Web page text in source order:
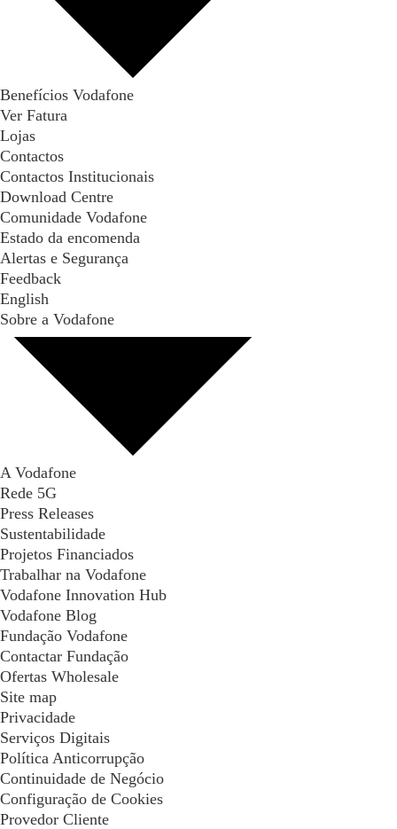
Benefícios Vodafone
Ver Fatura
Lojas
Contactos
Contactos Institucionais
Download Centre
Comunidade Vodafone
Estado da encomenda
Alertas e Segurança
Feedback
English
Sobre a Vodafone
A Vodafone
Rede 5G
Press Releases
Sustentabilidade
Projetos Financiados
Trabalhar na Vodafone
Vodafone Innovation Hub
Vodafone Blog
Fundação Vodafone
Contactar Fundação
Ofertas Wholesale
Site map
Privacidade
Serviços Digitais
Política Anticorrupção
Continuidade de Negócio
Configuração de Cookies
Provedor Cliente